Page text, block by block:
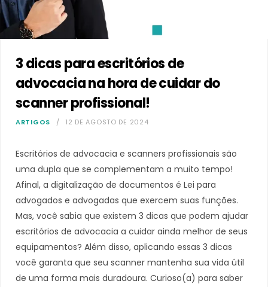
3 dicas para escritórios de
advocacia na hora de cuidar do
scanner profissional!
ARTIGOS 12 DE AGOSTO DE 2024
Escritórios de advocacia e scanners profissionais são
uma dupla que se complementam a muito tempo!
Afinal, a digitalização de documentos é Lei para
advogados e advogadas que exercem suas funções.
Mas, você sabia que existem 3 dicas que podem ajudar
escritórios de advocacia a cuidar ainda melhor de seus
equipamentos? Além disso, aplicando essas 3 dicas
você garanta que seu scanner mantenha sua vida útil
de uma forma mais duradoura. Curioso(a) para saber